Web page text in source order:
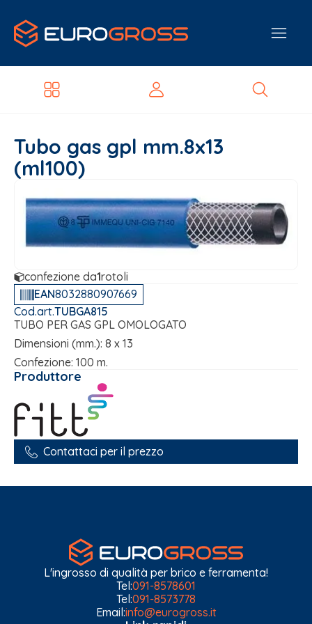
Tubo gas gpl mm.8x13
(ml100)
confezione da1rotoli
EAN8032880907669
Cod.art.TUBGA815
TUBO PER GAS GPL OMOLOGATO
Dimensioni (mm.): 8 x 13
Confezione: 100 m.
Produttore
Contattaci per il prezzo
L'ingrosso di qualità per brico e ferramenta!
Tel:091-8578601
Tel:091-8573778
Email:info@eurogross.it